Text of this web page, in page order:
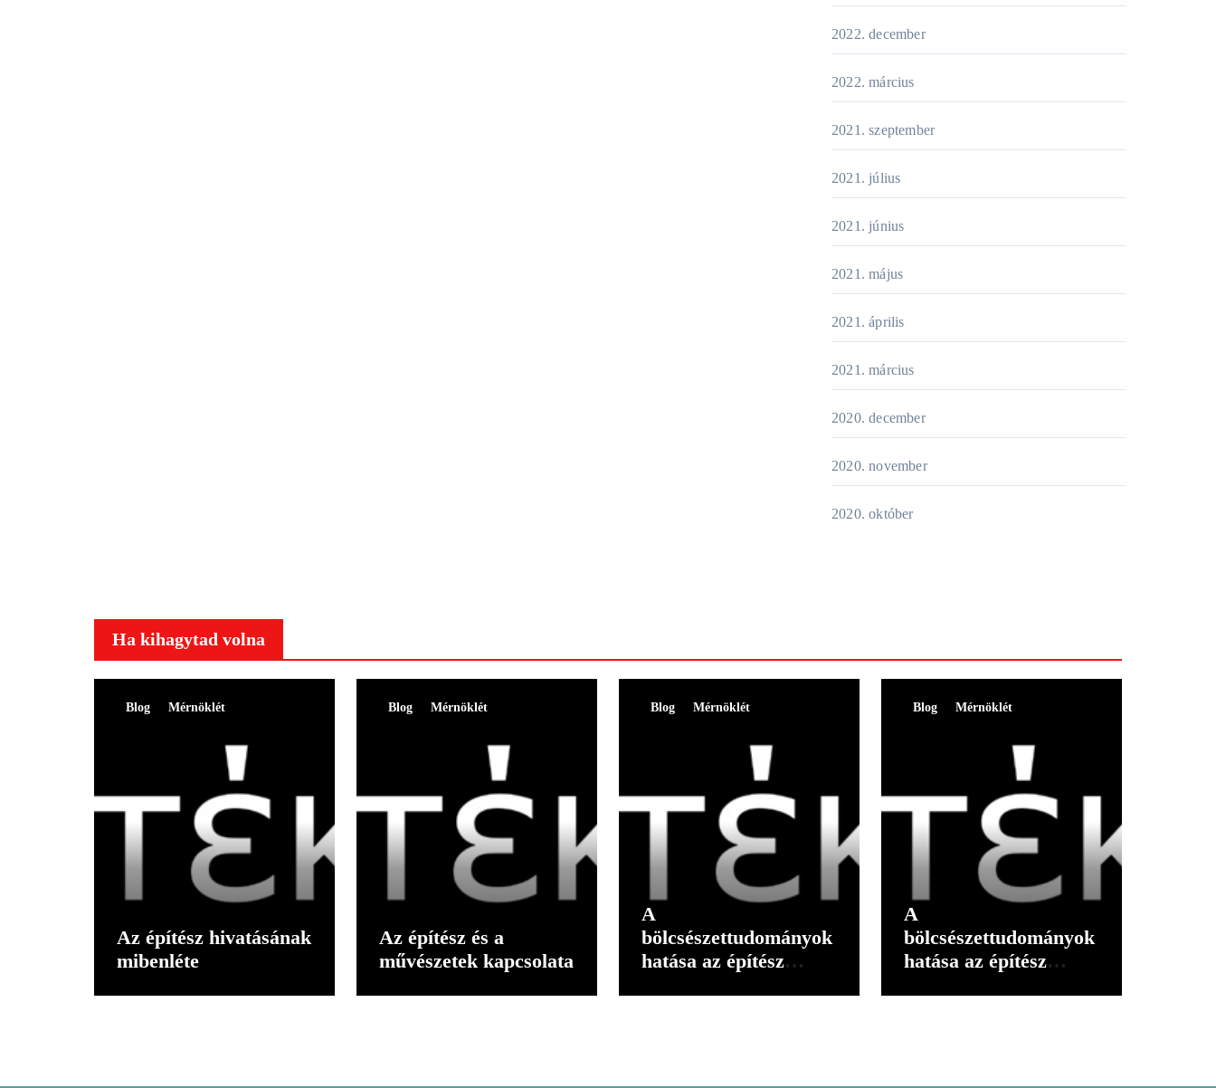
2022. december
2022. március
2021. szeptember
2021. július
2021. június
2021. május
2021. április
2021. március
2020. december
2020. november
2020. október
Ha kihagytad volna
Blog Mérnöklét
Az építész hivatásának
mibenléte
Blog Mérnöklét
Az építész és a
művészetek kapcsolata
Blog Mérnöklét
A
bölcsészettudományok
hatása az építész
Blog Mérnöklét
A
bölcsészettudományok
hatása az építész